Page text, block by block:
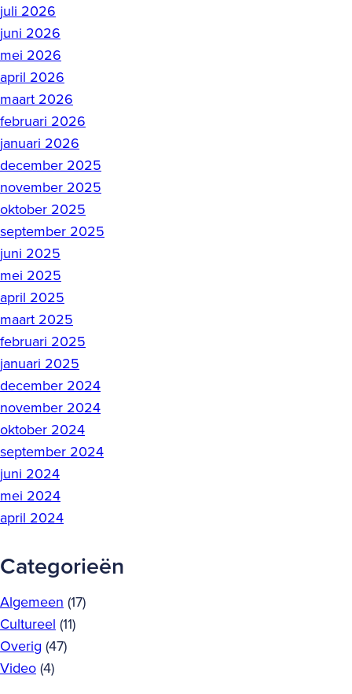
juli 2026
juni 2026
mei 2026
april 2026
maart 2026
februari 2026
januari 2026
december 2025
november 2025
oktober 2025
september 2025
juni 2025
mei 2025
april 2025
maart 2025
februari 2025
januari 2025
december 2024
november 2024
oktober 2024
september 2024
juni 2024
mei 2024
april 2024
Categorieën
Algemeen (17)
Cultureel (11)
Overig (47)
Video (4)